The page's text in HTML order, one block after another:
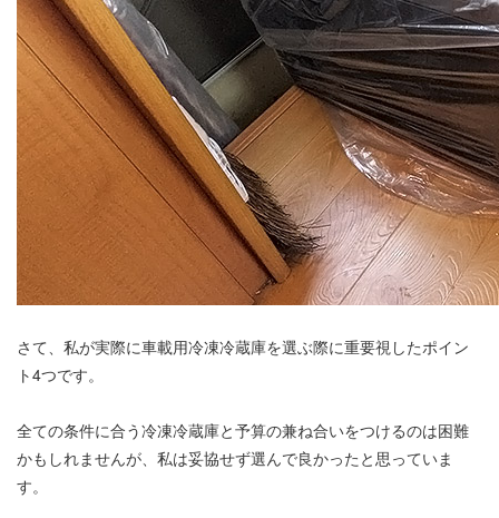
さて、私が実際に車載用冷凍冷蔵庫を選ぶ際に重要視したポイン
ト4つです。
全ての条件に合う冷凍冷蔵庫と予算の兼ね合いをつけるのは困難
かもしれませんが、私は妥協せず選んで良かったと思っていま
す。